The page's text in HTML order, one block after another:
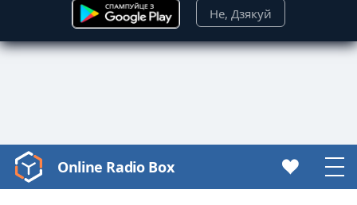
Не, Дзякуй
Video
Player
Online Radio Box